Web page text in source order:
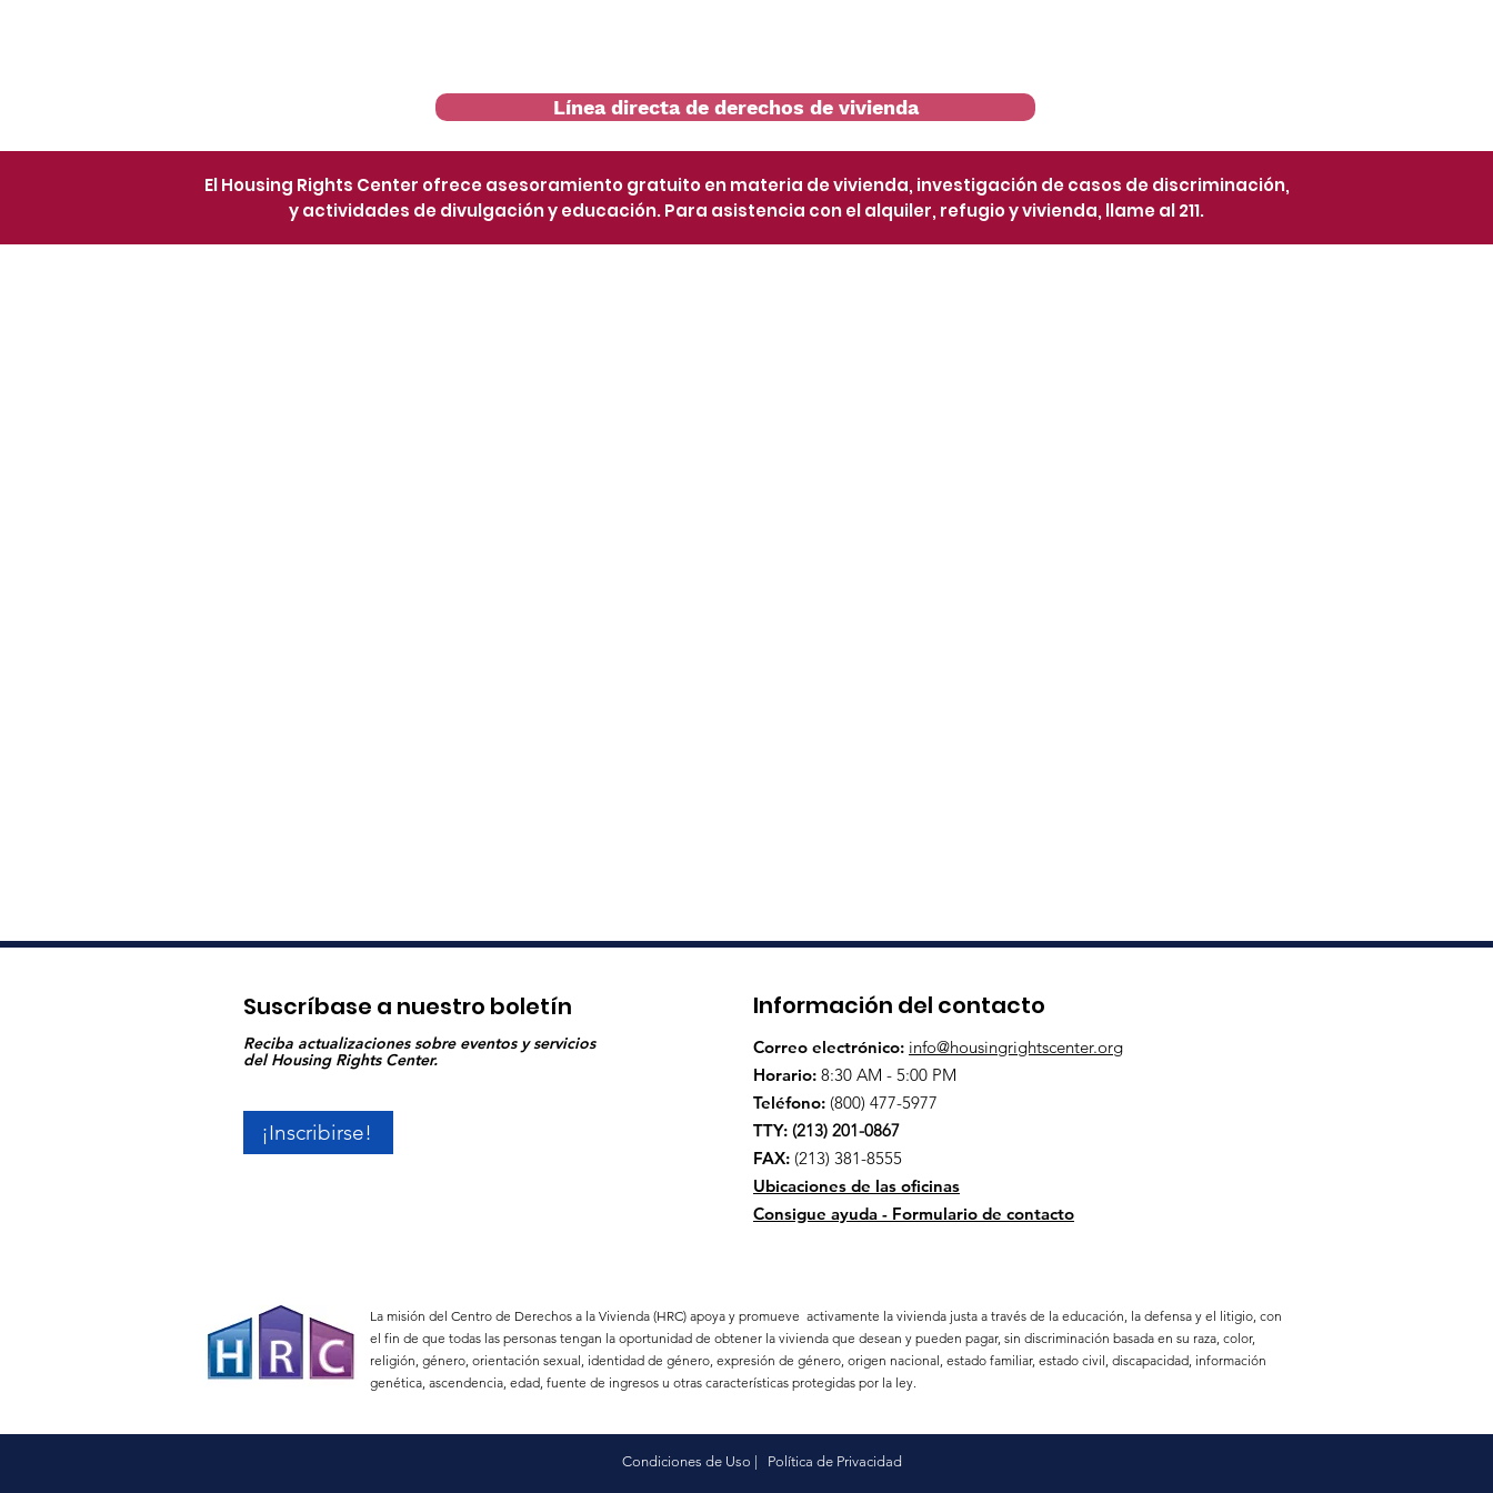
Línea directa de derechos de vivienda
El Housing Rights Center ofrece asesoramiento gratuito en materia de vivienda, investigación de casos de discriminación,
y actividades de divulgación y educación. Para asistencia con el alquiler, refugio y vivienda, llame al 211.
Suscríbase a nuestro boletín
Reciba actualizaciones sobre eventos y servicios
del Housing Rights Center.
¡Inscribirse!
Información del contacto
Correo electrónico: info@housingrightscenter.org
Horario: 8:30 AM - 5:00 PM
Teléfono: (800) 477-5977
TTY: (213) 201-0867
FAX: (213) 381-8555
Ubicaciones de las oficinas
Consigue ayuda - Formulario de contacto
La misión del Centro de Derechos a la Vivienda (HRC) apoya y promueve activamente la vivienda justa a través de la educación, la defensa y el litigio, con
el fin de que todas las personas tengan la oportunidad de obtener la vivienda que desean y pueden pagar, sin discriminación basada en su raza, color,
religión, género, orientación sexual, identidad de género, expresión de género, origen nacional, estado familiar, estado civil, discapacidad, información
genética, ascendencia, edad, fuente de ingresos u otras características protegidas por la ley.
Condiciones de Uso Política de Privacidad